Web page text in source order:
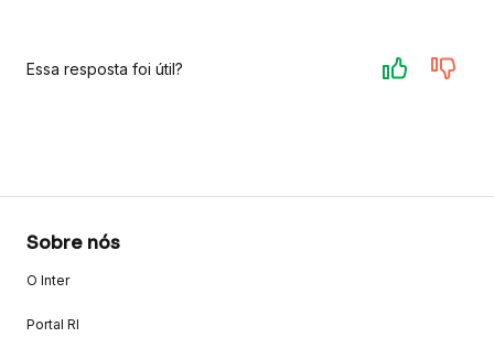
Essa resposta foi útil?
Sobre nós
O Inter
Portal RI